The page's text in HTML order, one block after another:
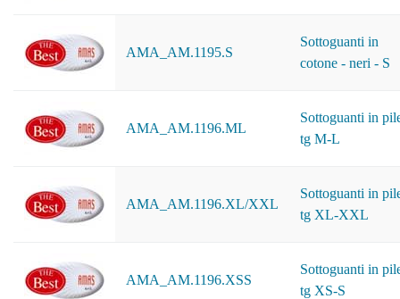
AMA_AM.1195.S
Sottoguanti in
cotone - neri - S
AMA_AM.1196.ML
Sottoguanti in
tg M-L
AMA_AM.1196.XL/XXL
Sottoguanti in
tg XL-XXL
AMA_AM.1196.XSS
Sottoguanti in
tg XS-S